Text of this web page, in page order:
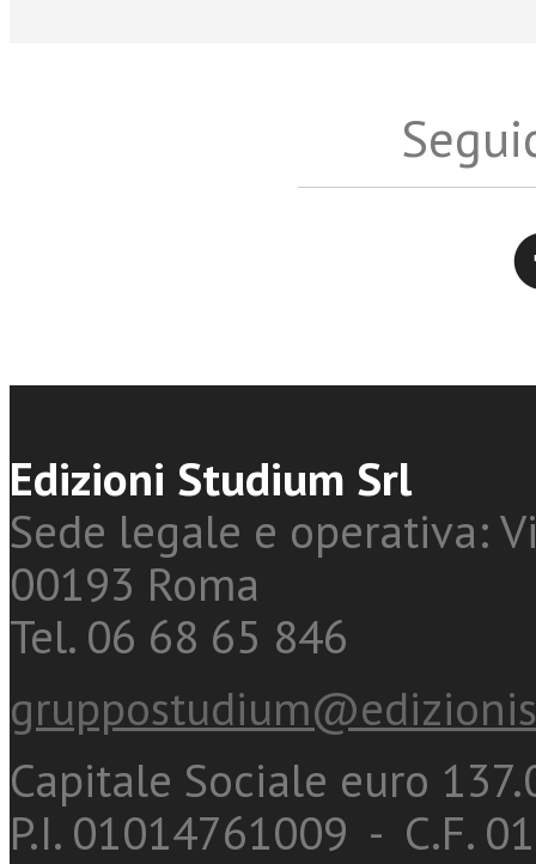
Edizioni Studium Srl
Sede legale e operativa:
00193 Roma
Tel. 06 68 65 846
Capitale Sociale euro
P.I. 01014761009 - C.F.